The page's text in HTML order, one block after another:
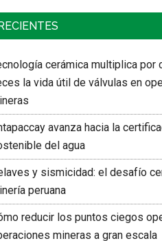
RECIENTES
cerámica multiplica por
la vida útil de válvulas en
avanza hacia la
del agua
y sismicidad: el desafío
peruana
reducir los puntos ciegos
mineras a gran escala